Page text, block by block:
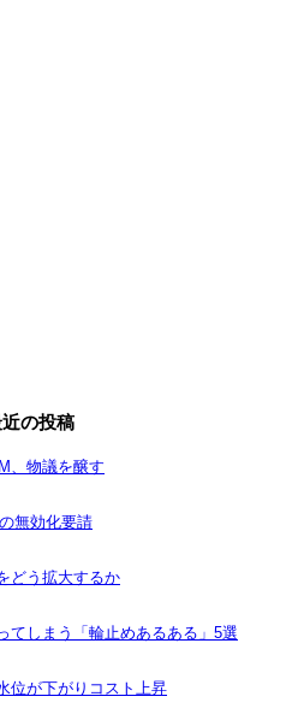
の投稿
、物議を醸す
無効化要請
どう拡大するか
てしまう「輪止めあるある」5選
位が下がりコスト上昇